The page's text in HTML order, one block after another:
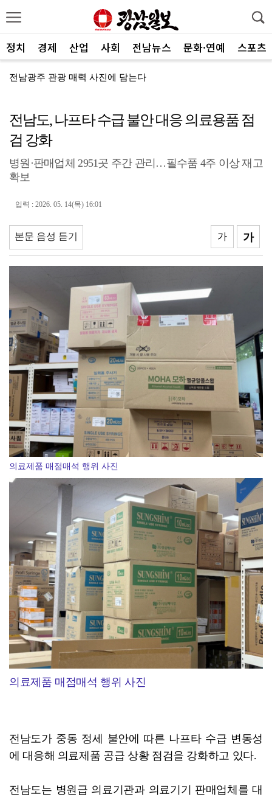
정치 경제 산업 사회 전남뉴스 문화·연예 스포츠
전남광주 관광 매력 사진에 담는다
중기부, 지방소멸 대응 유공자 찾는다
광산구자원봉사센터, 폭염 대응 통합자원지원단 활동
ACC '아시아의 장치들'전···누적 관람객 10만명 ...
전남광주통합특별시, 부시장 인사청문 앞서 관련 조례 정...
중진공, 유망 중소기업 최대 20억 성장자금
전남도, 나프타 수급 불안 대응 의료용품 점
검 강화
병원·판매업체 2951곳 주간 관리…필수품 4주 이상 재고
확보
입력 : 2026. 05. 14(목) 16:01
본문 음성 듣기 가
가
의료제품 매점매석 행위 사진
의료제품 매점매석 행위 사진
전남도가 중동 정세 불안에 따른 나프타 수급 변동성
에 대응해 의료제품 공급 상황 점검을 강화하고 있다.
전남도는 병원급 의료기관과 의료기기 판매업체를 대